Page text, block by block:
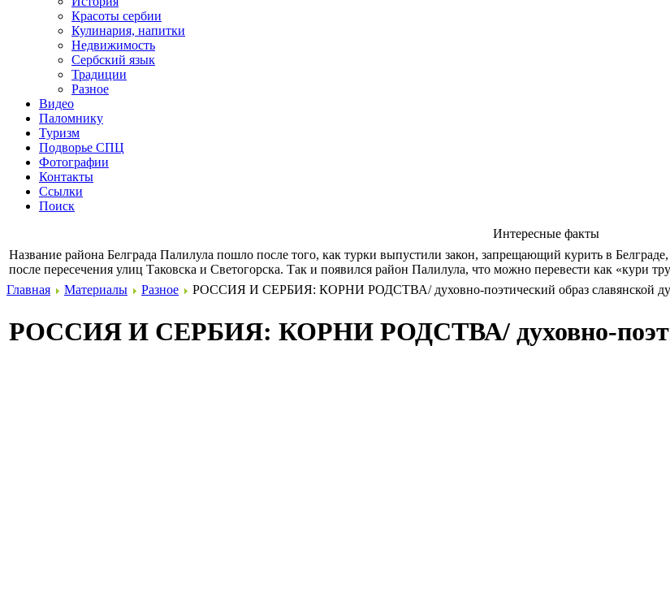
Красоты сербии
Кулинария, напитки
Недвижимость
Сербский язык
Традиции
Разное
Видео
Паломнику
Туризм
Подворье СПЦ
Фотографии
Контакты
Ссылки
Поиск
Интересные факты
Название района Белграда Палилула пошло после того, как турки выпустили закон, запрещающий курить в
после пересечения улиц Таковска и Светогорска. Так и появился район Палилула, что можно перевести как «кури
Главная
Материалы Разное РОССИЯ И СЕРБИЯ: КОРНИ РОДСТВА/ духовно-поэтический образ славянской
РОССИЯ И СЕРБИЯ: КОРНИ РОДСТВА/ духовно-